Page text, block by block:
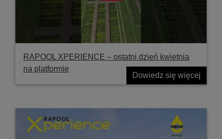
RAPOOL XPERIENCE – ostatni dzień kwietnia
na platformie
Dowiedz się więcej